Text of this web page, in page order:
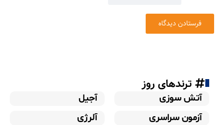
ترندهای روز
آتش سوزی
آجیل
آزمون سراسری
آلرژی